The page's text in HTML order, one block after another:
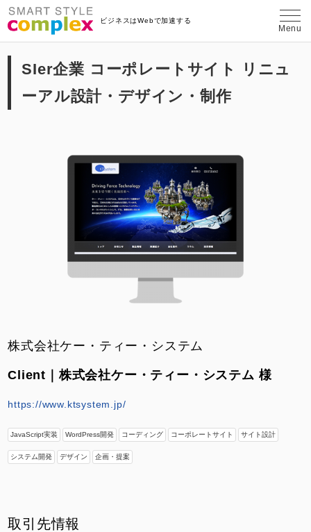
埼玉県さいたま市のWeb制作・コンテ
ビジネスはWebで加速する
Menu
SIer企業 コーポレートサイト リニュ
ーアル設計・デザイン・制作
株式会社ケー・ティー・システム
Client｜株式会社ケー・ティー・システム 様
https://www.ktsystem.jp/
JavaScript実装 WordPress開発 コーディング コーポレートサイト サイト設計
システム開発 デザイン 企画・提案
取引先情報